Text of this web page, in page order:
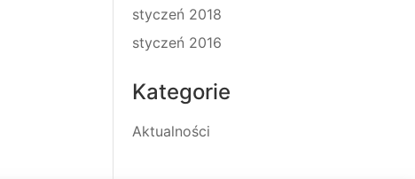
styczeń 2018
styczeń 2016
Kategorie
Aktualności